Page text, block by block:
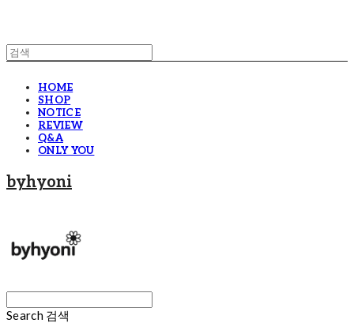
HOME
SHOP
NOTICE
REVIEW
Q&A
ONLY YOU
byhyoni
Search 검색